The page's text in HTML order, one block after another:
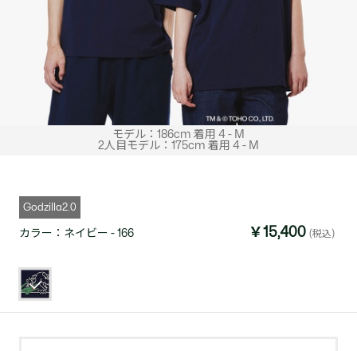
モデル：186cm 着用 4 - M
2人目モデル：175cm 着用 4 - M
Godzilla2.0
カラー： ネイビー - 166 ￥15,400 (税込)